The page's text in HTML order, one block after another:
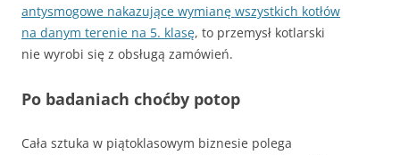
antysmogowe nakazujące wymianę wszystkich kotłów
na danym terenie na 5. klasę, to przemysł kotlarski
nie wyrobi się z obsługą zamówień.
Po badaniach choćby potop
Cała sztuka w piątoklasowym biznesie polega